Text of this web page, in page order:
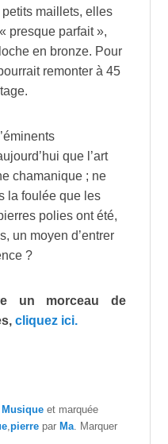
petits maillets, elles
presque parfait »,
en bronze. Pour
remonter à 45
que l’art
chamanique ; ne
la foulée que les
polies ont été,
un moyen d’entrer
?
un morceau de
cliquez ici.
Musique et marquée
,pierre par Ma. Marquer